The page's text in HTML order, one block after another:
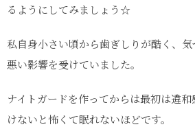
るようにしてみましょう☆
私自身小さい頃から歯ぎしりが酷く、
悪い影響を受けていました。
ナイトガードを作ってからは最初は違
けないと怖くて眠れないほどです。